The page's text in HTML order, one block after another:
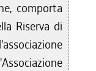
comporta
Riserva di